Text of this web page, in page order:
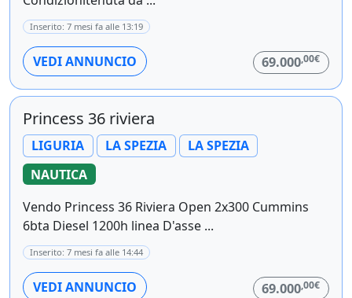
Inserito: 7 mesi fa alle 13:19
VEDI ANNUNCIO 69.000,00€
Princess 36 riviera
LIGURIA LA SPEZIA
LA SPEZIA
NAUTICA
Vendo Princess 36 Riviera Open 2x300 Cummins
6bta Diesel 1200h linea D'asse ...
Inserito: 7 mesi fa alle 14:44
VEDI ANNUNCIO 69.000,00€